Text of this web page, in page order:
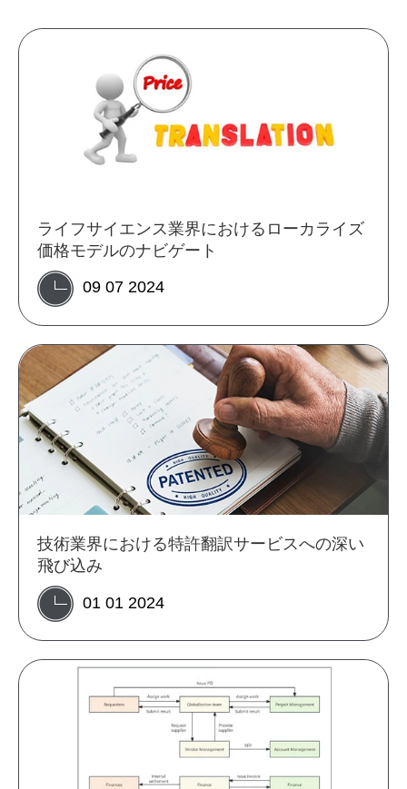
ライフサイエンス業界におけるローカライズ
価格モデルのナビゲート
09 07 2024
技術業界における特許翻訳サービスへの深い
飛び込み
01 01 2024